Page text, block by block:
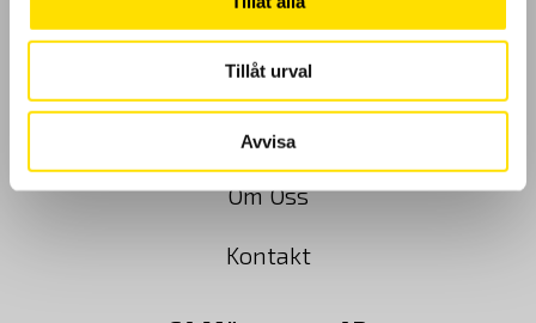
Tillåt urval
Avvisa
Cookies
Klagomål
Kundundersökning
Om Oss
Kontakt